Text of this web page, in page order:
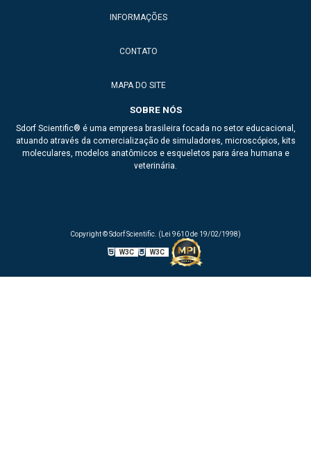
INFORMAÇÕES
CONTATO
MAPA DO SITE
SOBRE NÓS
Sdorf Scientific® é uma empresa brasileira focada no setor educacional,
atuando através da comercialização de simuladores, microscópios, kits
moleculares, modelos anatômicos e esqueletos para área humana e
veterinária.
Copyright © Sdorf Scientific. (Lei 9610 de 19/02/1998)
W3C W3C